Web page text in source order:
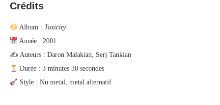
Crédits
Album : Toxicity
Année : 2001
✍️ Auteurs : Daron Malakian, Serj Tankian
Durée : 3 minutes 30 secondes
Style : Nu metal, metal alternatif